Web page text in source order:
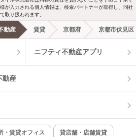
独立洗面台
都市ガス
オートロック
インターネット無料
が入力される個人情報は、検索パートナーが取得し、同社
取り扱われます。
動産 賃貸 京都府 京都市伏見区
ニフティ不動産アプリ
動産
・賃貸オフィス 貸店舗・店舗賃貸